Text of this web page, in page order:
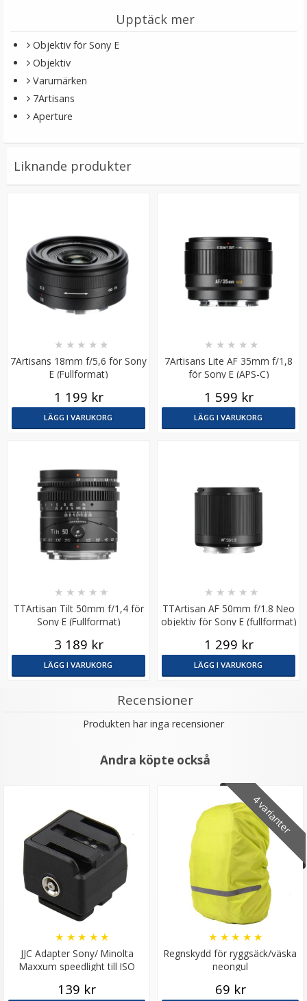
Upptäck mer
Objektiv för Sony E
Objektiv
Varumärken
7Artisans
Aperture
Liknande produkter
7Artisans 18mm f/5,6 för Sony
E (Fullformat)
★ ★ ★ ★ ★
1 199 kr
LÄGG I VARUKORG
7Artisans Lite AF 35mm f/1,8
för Sony E (APS-C)
★ ★ ★ ★ ★
1 599 kr
LÄGG I VARUKORG
TTArtisan Tilt 50mm f/1,4 för
Sony E (Fullformat)
★ ★ ★ ★ ★
3 189 kr
LÄGG I VARUKORG
TTArtisan AF 50mm f/1.8 Neo
objektiv för Sony E (fullformat)
★ ★ ★ ★ ★
1 299 kr
LÄGG I VARUKORG
Recensioner
Produkten har inga recensioner
Andra köpte också
JJC Adapter Sony/ Minolta
Maxxum speedlight till ISO
★ ★ ★ ★ ★
139 kr
4 varianter
Regnskydd för ryggsäck/väska
neongul
★ ★ ★ ★ ★
69 kr